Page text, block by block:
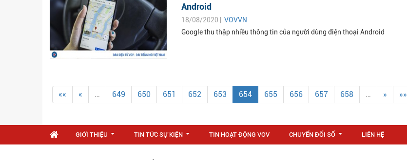
Android
18/08/2020 | VOVVN
Google thu thập nhiều thông tin của người dùng điện thoại Android
«« « … 649 650 651 652 653 654 655 656 657 658 … » »»
GIỚI THIỆU TIN TỨC SỰ KIỆN TIN HOẠT ĐỘNG VOV CHUYỂN ĐỔI SỐ LIÊN HỆ